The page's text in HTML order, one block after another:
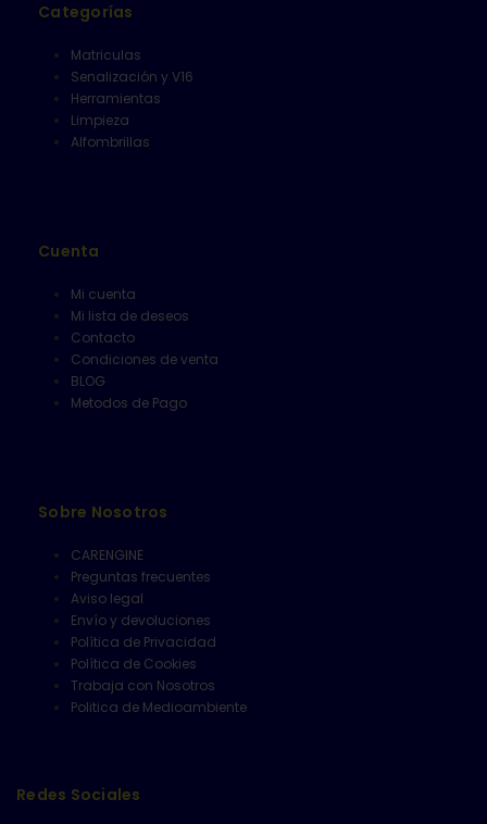
Categorías
Matriculas
Senalización y V16
Herramientas
Limpieza
Alfombrillas
Cuenta
Mi cuenta
Mi lista de deseos
Contacto
Condiciones de venta
BLOG
Metodos de Pago
Sobre Nosotros
CARENGINE
Preguntas frecuentes
Aviso legal
Envío y devoluciones
Política de Privacidad
Política de Cookies
Trabaja con Nosotros
Politica de Medioambiente
Redes Sociales